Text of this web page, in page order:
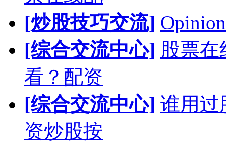
[炒股技巧交流]
[综合交流中心] 股票
看？配资
[综合交流中心] 谁用过
资炒股按